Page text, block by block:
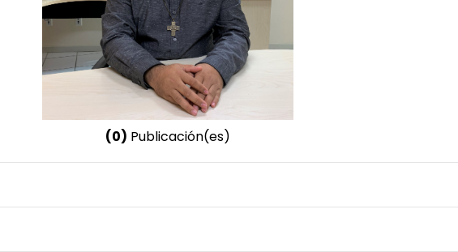
(0) Publicación(es)